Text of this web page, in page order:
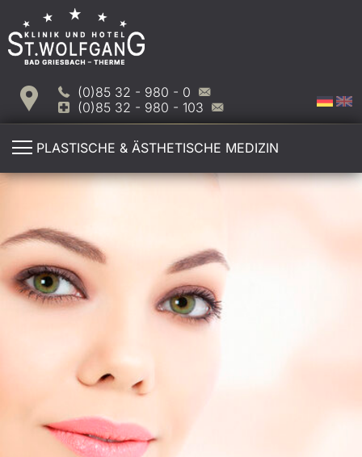
(0)85 32 - 980 - 0
(0)85 32 - 980 - 103
PLASTISCHE & ÄSTHETISCHE MEDIZIN